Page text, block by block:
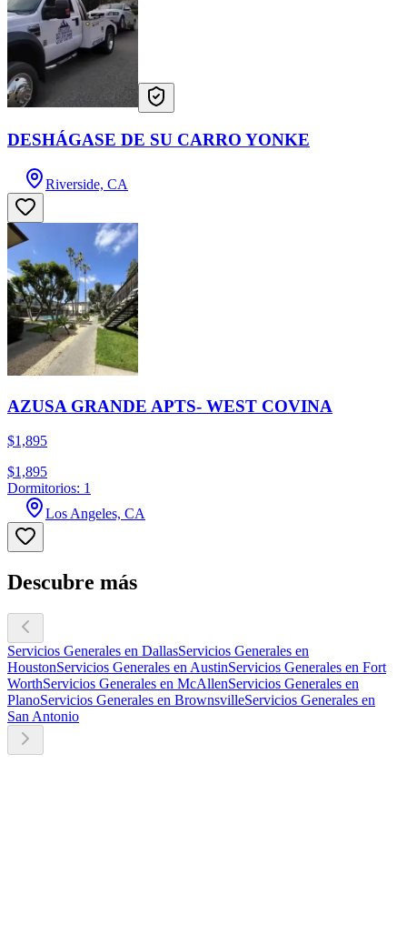
DESHÁGASE DE SU CARRO YONKE
Riverside, CA
AZUSA GRANDE APTS- WEST COVINA
$1,895
$1,895
Dormitorios: 1
Los Angeles, CA
Descubre más
Servicios Generales en DallasServicios Generales en
HoustonServicios Generales en AustinServicios Generales en Fort
WorthServicios Generales en McAllenServicios Generales en
PlanoServicios Generales en BrownsvilleServicios Generales en
San Antonio